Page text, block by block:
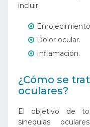
incluir:
Dolor ocular.
Inflamación.
¿Cómo se
oculares?
El objetivo de
sinequias